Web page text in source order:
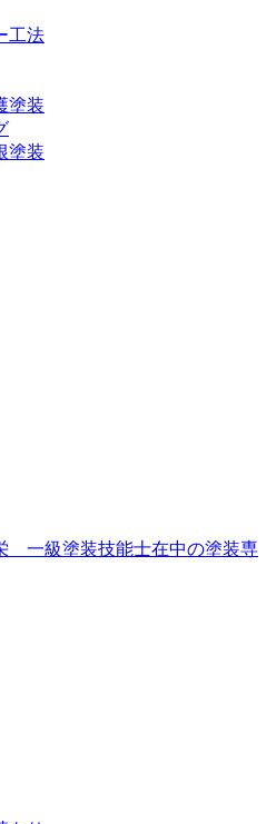
工法
塗装
塗装
一級塗装技能士在中の塗装専